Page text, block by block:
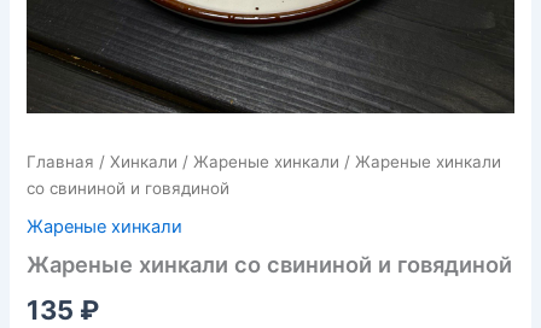
Главная /Хинкали / Жареные хинкали / Жареные хинкали
со свининой и говядиной
Жареные хинкали
Жареные хинкали со свининой и говядиной
135 ₽